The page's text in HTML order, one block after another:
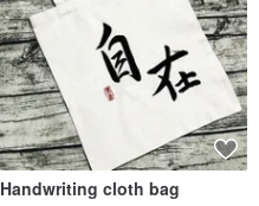
Handwriting cloth bag